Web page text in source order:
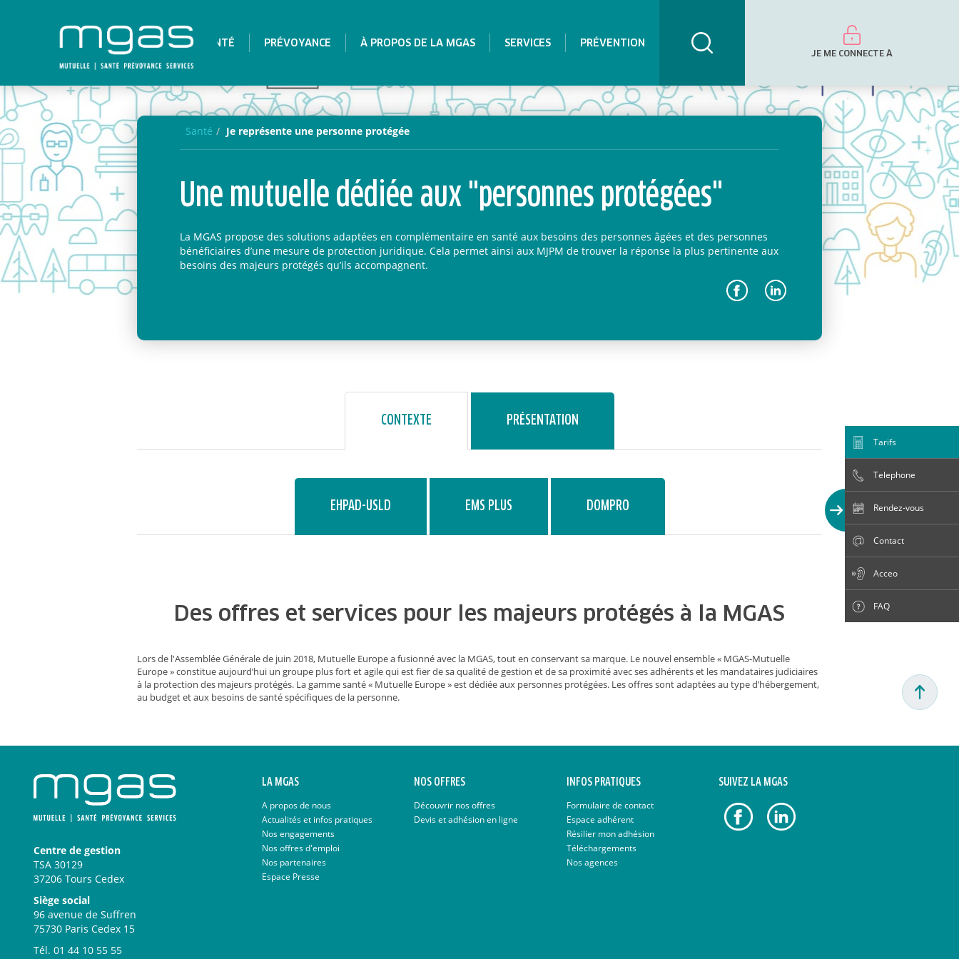
SANTÉ PRÉVOYANCE À PROPOS DE LA MGAS SERVICES PRÉVENTION
JE ME CONNECTE À
Santé Je représente une personne protégée
Une mutuelle dédiée aux "personnes protégées"
La MGAS propose des solutions adaptées en complémentaire en santé aux besoins des personnes âgées et des personnes
bénéficiaires d’une mesure de protection juridique. Cela permet ainsi aux MJPM de trouver la réponse la plus pertinente aux
besoins des majeurs protégés qu’ils accompagnent.
CONTEXTE PRÉSENTATION
EHPAD-USLD EMS PLUS DOMPRO
Des offres et services pour les majeurs protégés à la MGAS
Lors de l'Assemblée Générale de juin 2018, Mutuelle Europe a fusionné avec la MGAS, tout en conservant sa marque. Le nouvel ensemble « MGAS-Mutuelle
Europe » constitue aujourd’hui un groupe plus fort et agile qui est fier de sa qualité de gestion et de sa proximité avec ses adhérents et les mandataires judiciaires
à la protection des majeurs protégés. La gamme santé « Mutuelle Europe » est dédiée aux personnes protégées. Les offres sont adaptées au type d’hébergement,
au budget et aux besoins de santé spécifiques de la personne.
Centre de gestion
TSA 30129
37206 Tours Cedex
Siège social
96 avenue de Suffren
75730 Paris Cedex 15
Tél. 01 44 10 55 55
LA MGAS
A propos de nous
Actualités et infos pratiques
Nos engagements
Nos offres d'emploi
Nos partenaires
Espace Presse
NOS OFFRES
Découvrir nos offres
Devis et adhésion en ligne
INFOS PRATIQUES
Formulaire de contact
Espace adhérent
Résilier mon adhésion
Téléchargements
Nos agences
SUIVEZ LA MGAS
Tarifs
Telephone
Rendez-vous
Contact
Acceo
FAQ